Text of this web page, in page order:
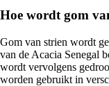
Hoe wordt gom
Gom van strien wordt
van de Acacia Senegal
wordt vervolgens
worden gebruikt in